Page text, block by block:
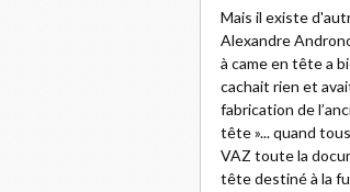
Mais il existe
Alexandre
à came en tête a
cachait rien et
fabrication de
tête »... quand
VAZ toute la
tête destiné à la